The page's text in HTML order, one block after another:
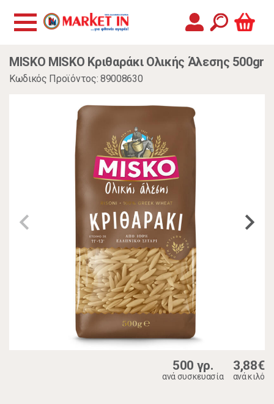
MISKO MISKO Κριθαράκι Ολικής Άλεσης 500gr
Κωδικός Προϊόντος: 89008630
500 γρ.
ανά συσκευασία
3,88€
ανά κιλό